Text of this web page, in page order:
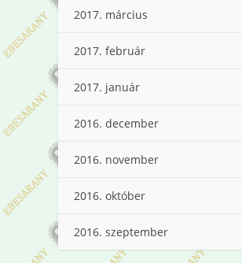
2017. március
2017. február
2017. január
2016. december
2016. november
2016. október
2016. szeptember